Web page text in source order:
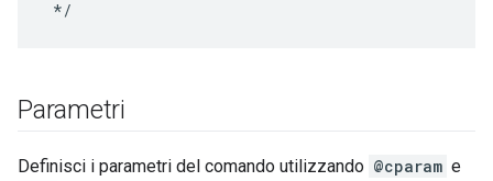
Parametri
Definisci i parametri del comando utilizzando @cparam e